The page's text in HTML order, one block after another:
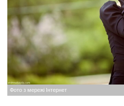
Фото з мережі Інтернет